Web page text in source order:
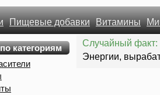
Пищевые добавки Витамины
категориям
Случайный факт:
Энергии,